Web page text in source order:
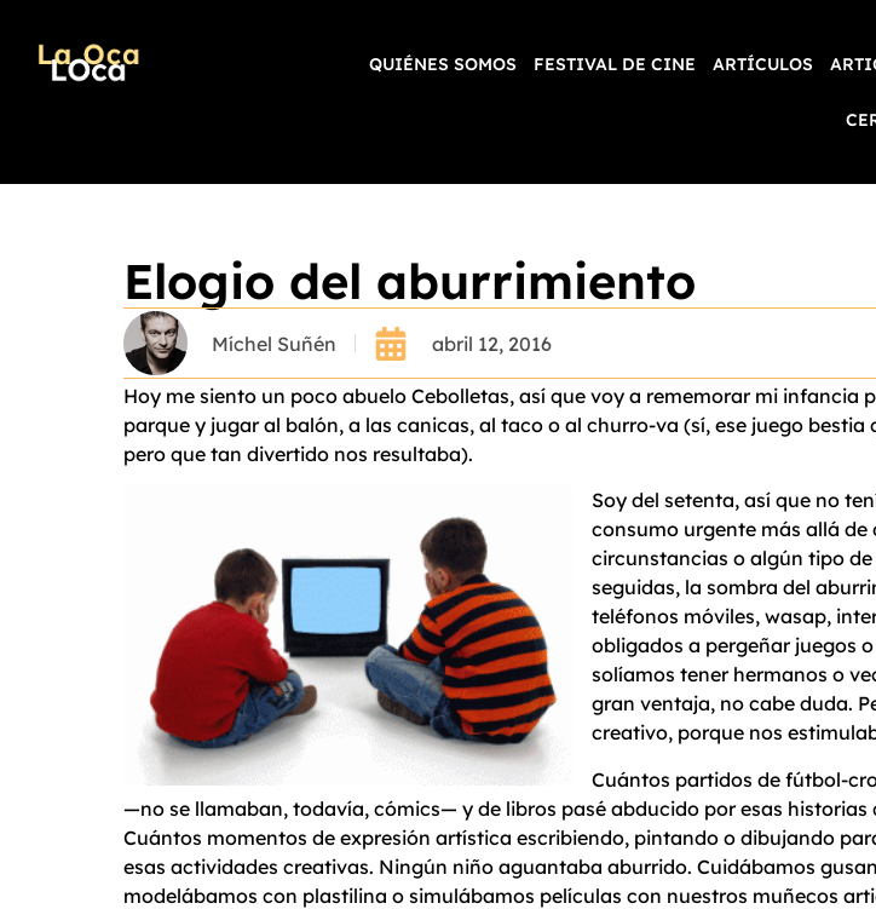
QUIÉNES SOMOS FESTIVAL DE CINE ARTÍCULOS
Elogio del aburrimiento
Míchel Suñén abril 12, 2016
Hoy me siento un poco abuelo Cebolletas, así que voy a rememorar mi
parque y jugar al balón, a las canicas, al taco o al churro-va (sí, ese juego
pero que tan divertido nos resultaba).
Soy del setenta, así que no
consumo urgente más allá de
circunstancias o algún tipo
seguidas, la sombra del
teléfonos móviles, wasap,
obligados a pergeñar juegos
solíamos tener hermanos o
gran ventaja, no cabe duda.
creativo, porque nos
Cuántos partidos de fútbol-
—no se llamaban, todavía, cómics— y de libros pasé abducido por esas
Cuántos momentos de expresión artística escribiendo, pintando o dibujando
esas actividades creativas. Ningún niño aguantaba aburrido. Cuidábamos
modelábamos con plastilina o simulábamos películas con nuestros muñecos